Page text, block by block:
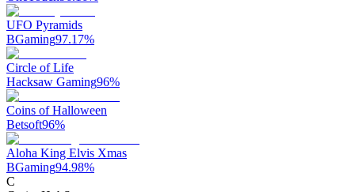
UFO Pyramids
BGaming97.17%
Circle of Life
Hacksaw Gaming96%
Coins of Halloween
Betsoft96%
Aloha King Elvis Xmas
BGaming94.98%
C